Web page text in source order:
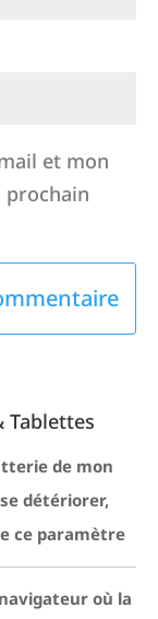
et mon
prochain
Tablettes
de mon
détériorer,
ce paramètre
où la